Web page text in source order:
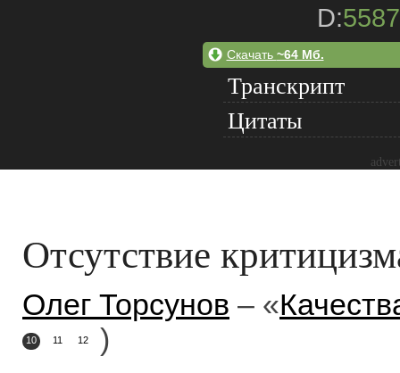
D:5587
Скачать ~64 Мб.
Транскрипт
Цитаты
Отсутствие
Олег Торсунов – «
10 11 12
)